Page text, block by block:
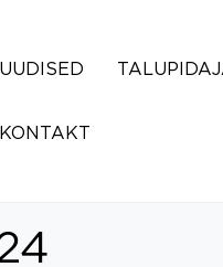
UUDISED
KONTAKT